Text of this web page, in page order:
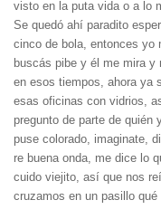
visto en la puta vida o a lo
Se quedó ahí paradito
cinco de bola, entonces yo
buscás pibe y él me mira y
en esos tiempos, ahora ya
esas oficinas con vidrios,
pregunto de parte de
puse colorado, imaginate,
re buena onda, me dice lo
cuido viejito, así que nos
cruzamos en un pasillo